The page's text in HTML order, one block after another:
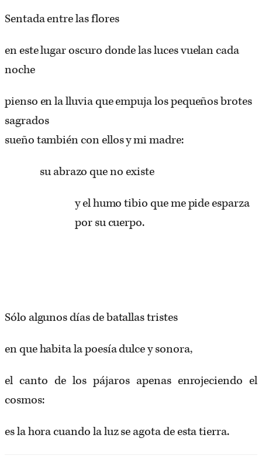
Sentada entre las flores
en este lugar oscuro donde las luces vuelan cada
noche
pienso en la lluvia que empuja los pequeños brotes
sagrados
sueño también con ellos y mi madre:
su abrazo que no existe
y el humo tibio que me pide esparza
por su cuerpo.
Sólo algunos días de batallas tristes
en que habita la poesía dulce y sonora,
el canto de los pájaros apenas enrojeciendo el
cosmos:
es la hora cuando la luz se agota de esta tierra.